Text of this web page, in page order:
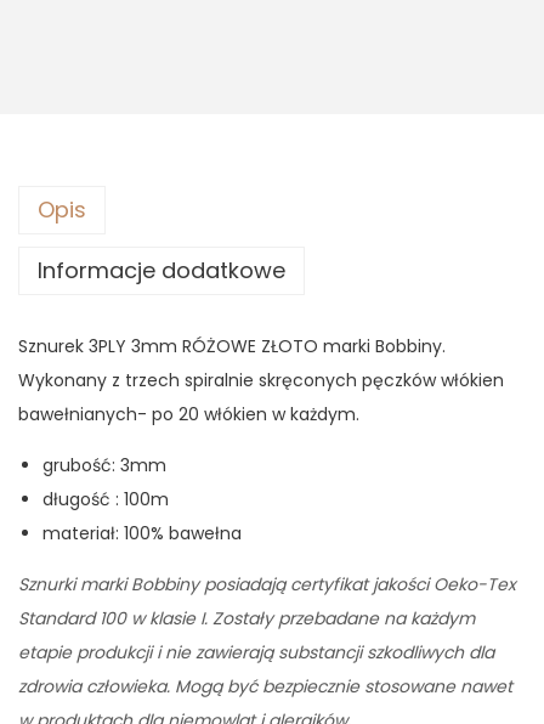
ł
Opis
Informacje dodatkowe
Sznurek 3PLY 3mm RÓŻOWE ZŁOTO marki Bobbiny.
Wykonany z trzech spiralnie skręconych pęczków włókien
bawełnianych- po 20 włókien w każdym.
grubość: 3mm
długość : 100m
materiał: 100% bawełna
Sznurki marki Bobbiny posiadają certyfikat jakości Oeko-Tex
Standard 100 w klasie I. Zostały przebadane na każdym
etapie produkcji i nie zawierają substancji szkodliwych dla
zdrowia człowieka. Mogą być bezpiecznie stosowane nawet